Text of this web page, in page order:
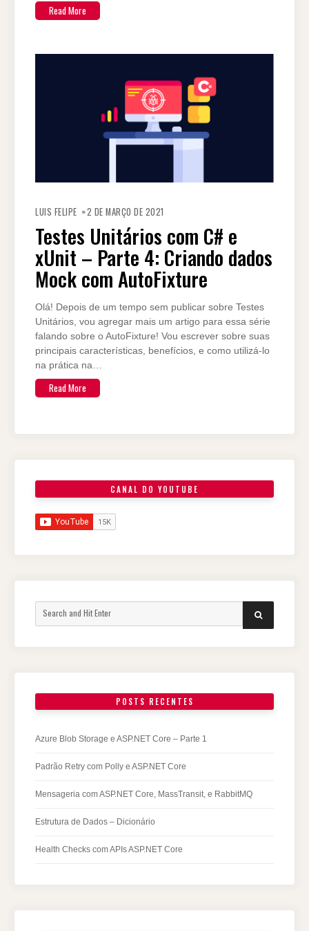
Read More
LUIS FELIPE 2 DE MARÇO DE 2021
Testes Unitários com C# e
xUnit – Parte 4: Criando dados
Mock com AutoFixture
Olá! Depois de um tempo sem publicar sobre Testes
Unitários, vou agregar mais um artigo para essa série
falando sobre o AutoFixture! Vou escrever sobre suas
principais características, benefícios, e como utilizá-lo
na prática na…
Read More
CANAL DO YOUTUBE
for:
SEARCH
POSTS RECENTES
Azure Blob Storage e ASP.NET Core – Parte 1
Padrão Retry com Polly e ASP.NET Core
Mensageria com ASP.NET Core, MassTransit, e RabbitMQ
Estrutura de Dados – Dicionário
Health Checks com APIs ASP.NET Core